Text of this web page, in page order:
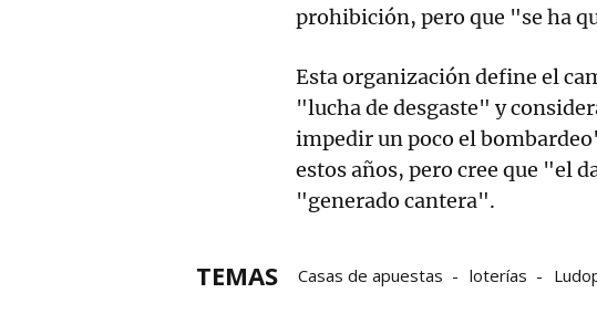
prohibición, pero que "se ha
Esta organización define el
"lucha de desgaste" y
impedir un poco el
estos años, pero cree que "el
"generado cantera".
TEMAS Casas de apuestas loterías